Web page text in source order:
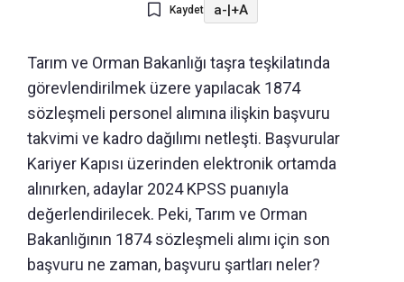
Kaydet a-|+A
Tarım ve Orman Bakanlığı taşra teşkilatında
görevlendirilmek üzere yapılacak 1874
sözleşmeli personel alımına ilişkin başvuru
takvimi ve kadro dağılımı netleşti. Başvurular
Kariyer Kapısı üzerinden elektronik ortamda
alınırken, adaylar 2024 KPSS puanıyla
değerlendirilecek. Peki, Tarım ve Orman
Bakanlığının 1874 sözleşmeli alımı için son
başvuru ne zaman, başvuru şartları neler?